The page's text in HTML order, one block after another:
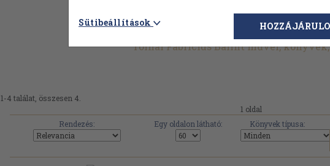
Tolnai Fabricius Bálint művei,
1-4 találat, összesen 4.
1 oldal
Rendezés:
Egy oldalon látható: Könyvek típusa:
Sütibeállítások